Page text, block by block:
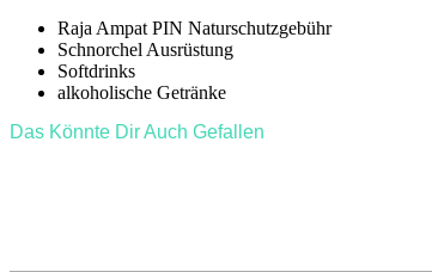
Raja Ampat PIN Naturschutzgebühr
Schnorchel Ausrüstung
Softdrinks
alkoholische Getränke
Das Könnte Dir Auch Gefallen